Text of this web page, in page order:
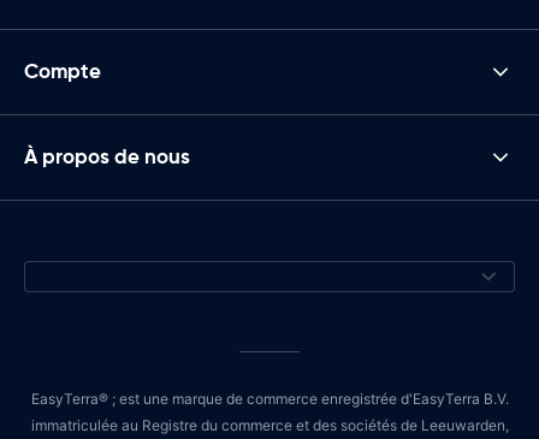
Compte
À propos de nous
EasyTerra® ; est une marque de commerce enregistrée d'EasyTerra B.V.
immatriculée au Registre du commerce et des sociétés de Leeuwarden,